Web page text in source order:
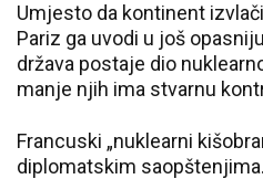
Umjesto da kontinent
Pariz ga uvodi u još
država postaje dio
manje njih ima stvarnu
Francuski „nuklearni
diplomatskim